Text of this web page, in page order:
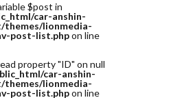
$post in
car-anshin-
themes/lionmedia-
post-list.phpon line
property "ID" on null
car-anshin-
themes/lionmedia-
post-list.phpon line